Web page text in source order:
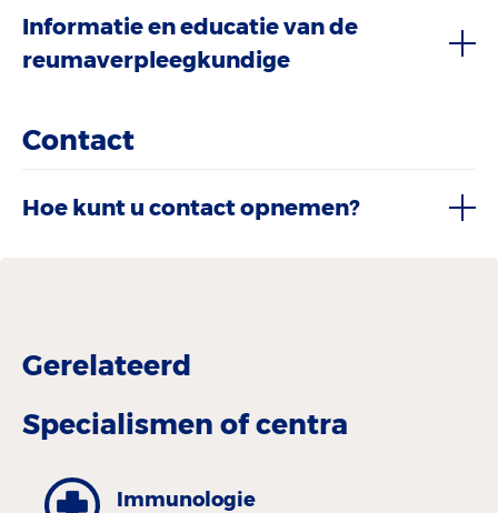
Informatie en educatie van de
reumaverpleegkundige
Contact
Hoe kunt u contact opnemen?
Gerelateerd
Specialismen of centra
Immunologie